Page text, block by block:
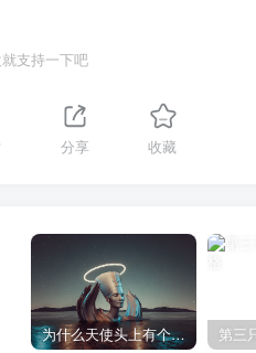
支持一下吧
分享 收藏
为什么天使头上有个圈？ 第三